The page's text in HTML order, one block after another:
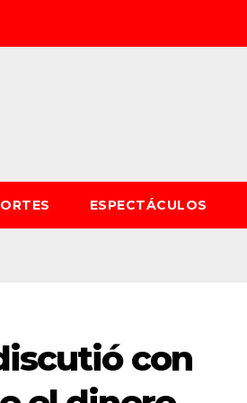
ESPECTÁCULOS
con